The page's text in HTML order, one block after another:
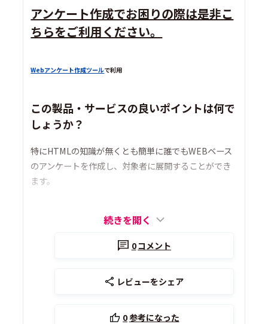
アンケート作成でお困りの際は是非こ
ちらをご利用ください。
Webアンケート作成ツールで利用
この製品・サービスの良いポイントは何で
しょうか？
特にHTMLの知識が無くとも簡単に誰でもWEBベース
のアンケートを作成し、対象者に展開することができ
ます。
続きを開く
0コメント
レビューをシェア
0参考になった